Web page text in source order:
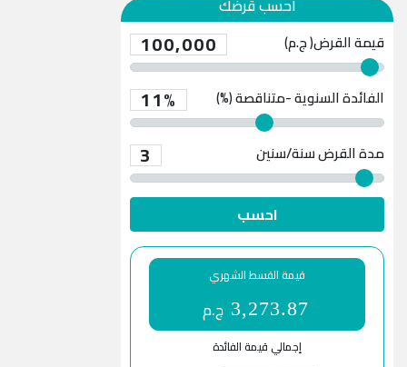
احسب قرضك
قيمة القرض( ج.م) 100,000
الفائدة السنوية -متناقصة (%) 11%
مدة القرض 3 سنة/سنين
احسب
قيمة القسط الشهري
3,273.87 ج.م
إجمالي قيمة الفائدة